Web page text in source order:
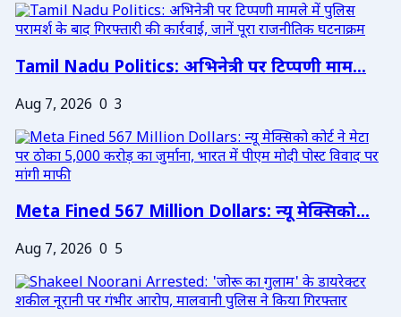
Tamil Nadu Politics: अभिनेत्री पर टिप्पणी माम...
Aug 7, 2026 0 3
Meta Fined 567 Million Dollars: न्यू मेक्सिको...
Aug 7, 2026 0 5